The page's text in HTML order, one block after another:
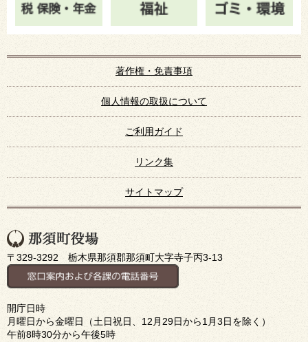
著作権・免責事項
個人情報の取扱について
ご利用ガイド
リンク集
サイトマップ
〒329-3292 栃木県那須郡那須町大字寺子丙3-13
開庁日時
月曜日から金曜日（土日祝日、12月29日から1月3日を除く）
午前8時30分から午後5時